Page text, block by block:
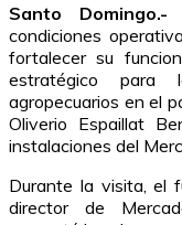
Santo Domingo.-
condiciones
fortalecer su
estratégico para
agropecuarios en el
Oliverio Espaillat
instalaciones del
Durante la visita, el
director de